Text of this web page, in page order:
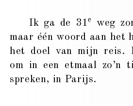
Ik ga de 31e
weg
maar één woord aan het
het doel van mijn reis.
om in een etmaal zo’n
spreken, in Parijs.